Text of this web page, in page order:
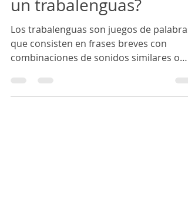
Material 🧩: ¿Cómo crear
un trabalenguas?
Los trabalenguas son juegos de palabras
combinaciones de sonidos similares o
repetitivos que resultan...